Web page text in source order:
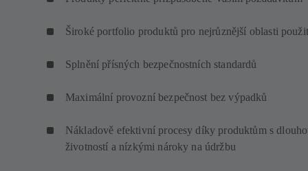
Široké portfolio produktů pro nejrůznější oblasti
Splnění přísných bezpečnostních standardů
Maximální provozní bezpečnost bez výpadků
Nákladově efektivní procesy díky produktům s
životností a nízkými nároky na údržbu